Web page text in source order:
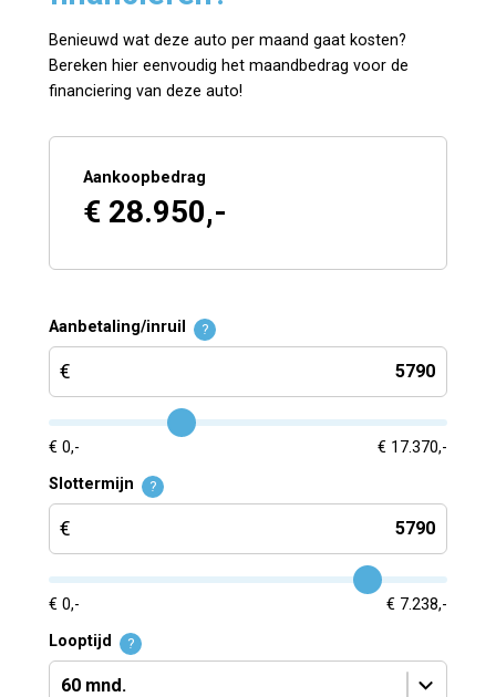
Benieuwd wat deze auto per maand gaat kosten?
Bereken hier eenvoudig het maandbedrag voor de
financiering van deze auto!
Aankoopbedrag
€ 28.950,-
Aanbetaling/inruil ?
€ 0,-
€ 17.370,-
Slottermijn
?
€ 0,-
€ 7.238,-
Looptijd
?